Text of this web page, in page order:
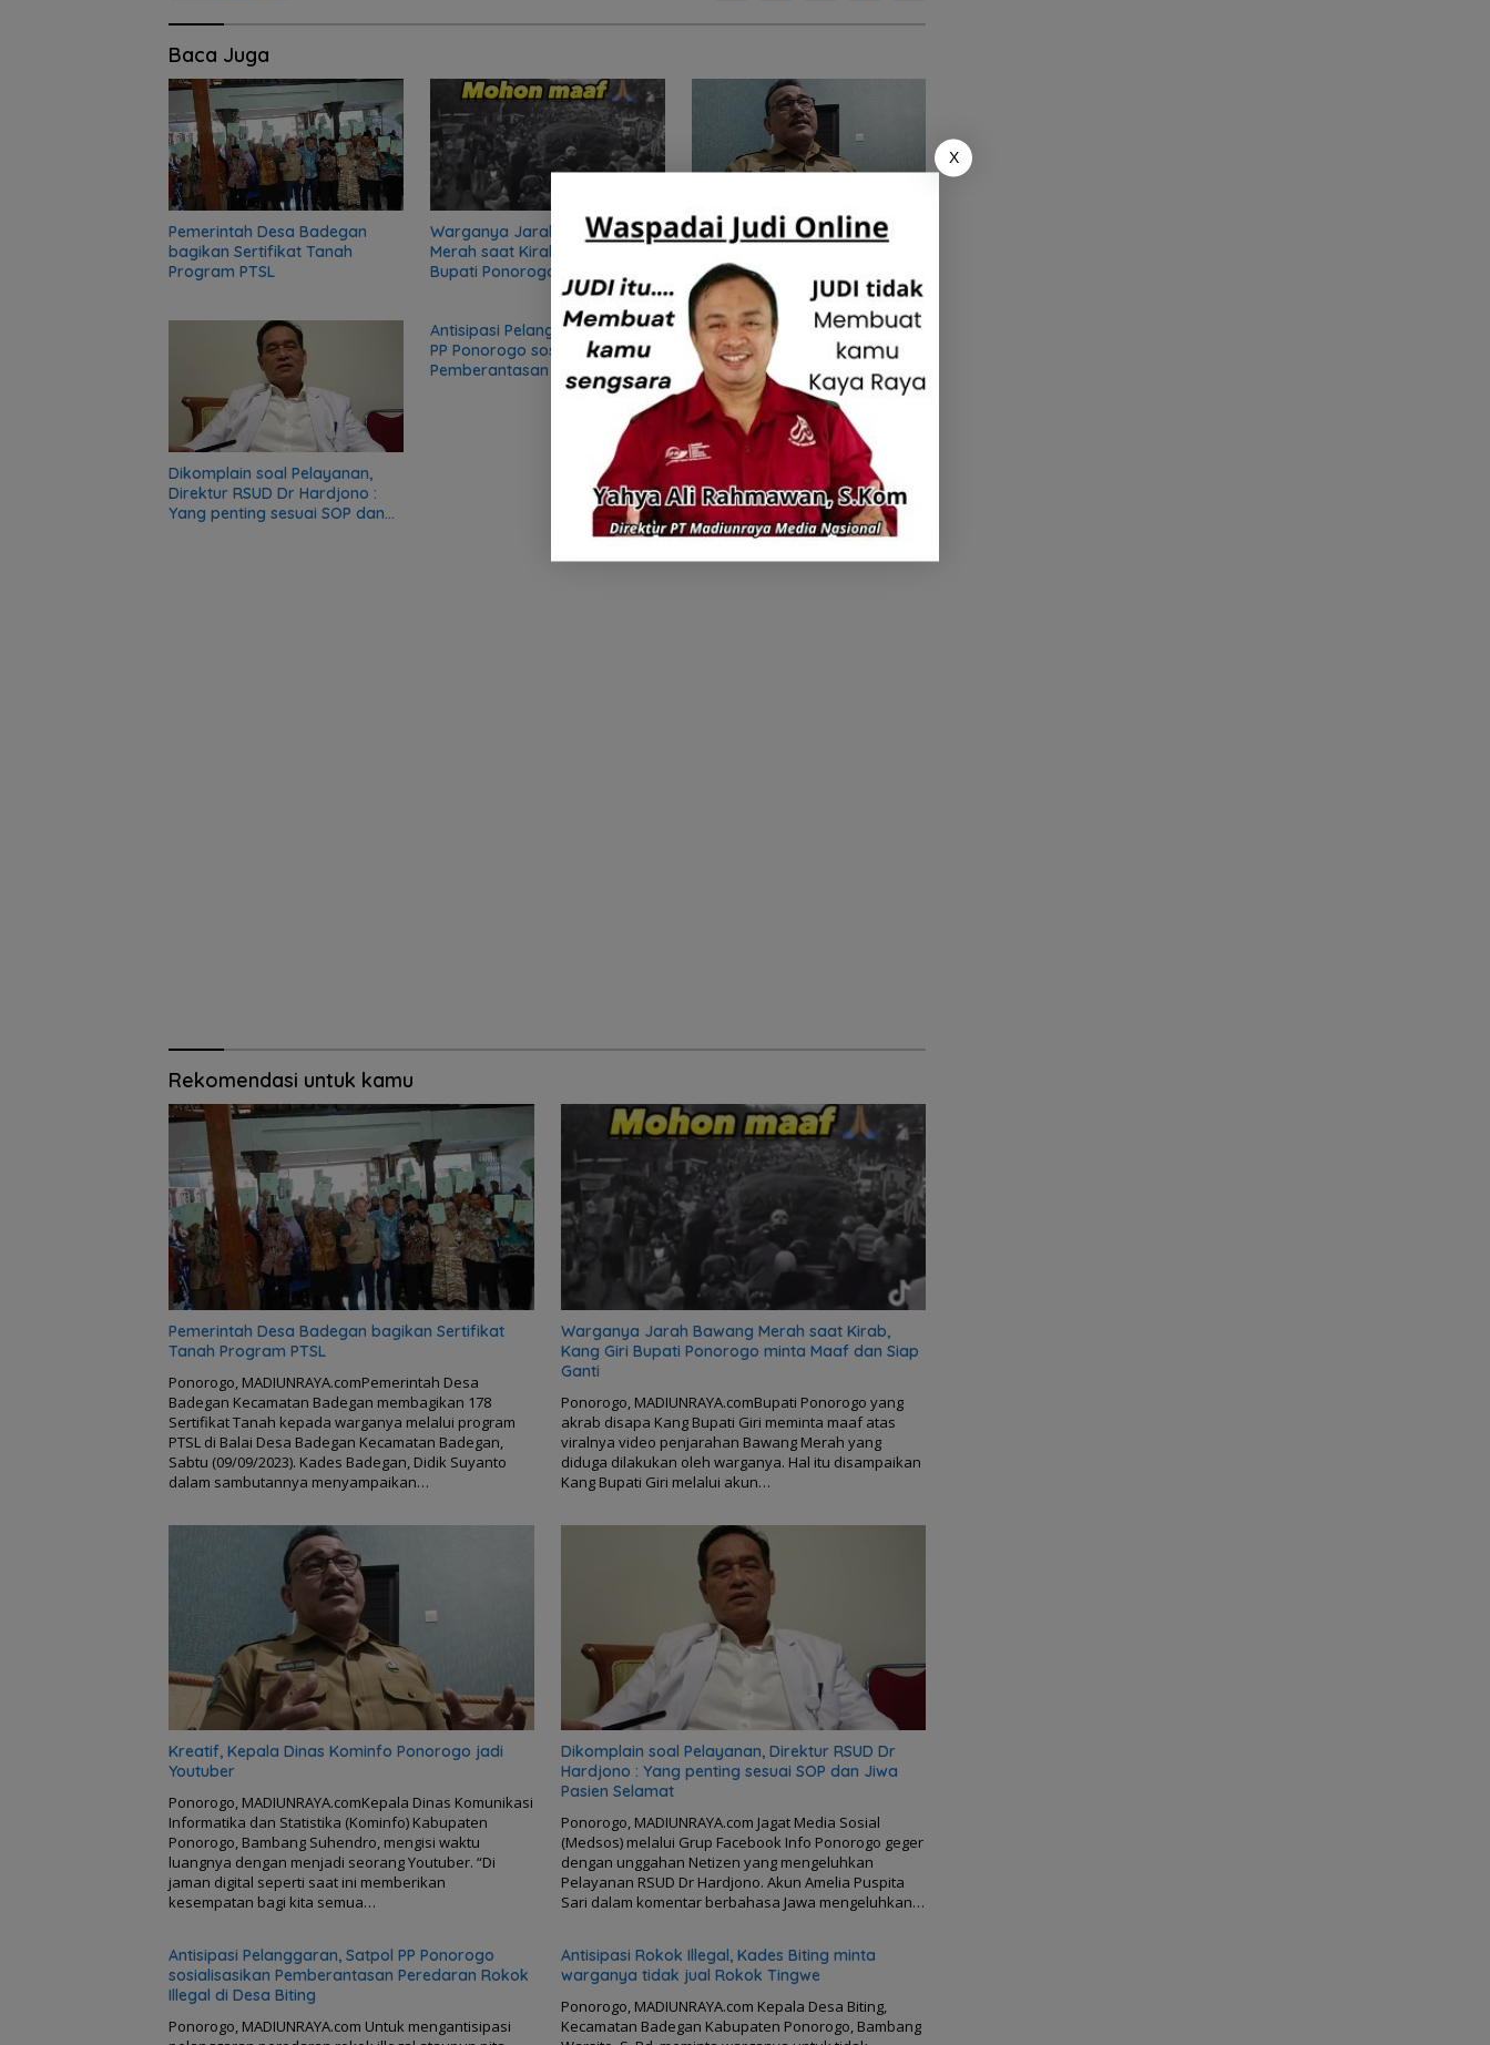
Baca Juga
Pemerintah Desa Badegan
bagikan Sertifikat Tanah
Program PTSL
Warganya Jarah Bawang
Merah saat Kirab, Kang Giri
Bupati Ponorogo minta Maaf
Kreatif, Kepala Dinas Kominfo
Dikomplain soal Pelayanan,
Direktur RSUD Dr Hardjono :
Yang penting sesuai SOP dan
Antisipasi Pelanggaran, Satpol
PP Ponorogo sosialisasikan
Pemberantasan Peredaran
Rokok Illegal di Desa Biting
Antisipasi Rokok Illegal, Kades
Biting minta warganya tidak
jual Rokok Tingwe
Rekomendasi untuk kamu
Pemerintah Desa Badegan bagikan Sertifikat
Tanah Program PTSL
Ponorogo, MADIUNRAYA.comPemerintah Desa
Badegan Kecamatan Badegan membagikan 178
Sertifikat Tanah kepada warganya melalui program
PTSL di Balai Desa Badegan Kecamatan Badegan,
Sabtu (09/09/2023). Kades Badegan, Didik Suyanto
dalam sambutannya menyampaikan…
Warganya Jarah Bawang Merah saat Kirab,
Kang Giri Bupati Ponorogo minta Maaf dan Siap
Ganti
Ponorogo, MADIUNRAYA.comBupati Ponorogo yang
akrab disapa Kang Bupati Giri meminta maaf atas
viralnya video penjarahan Bawang Merah yang
diduga dilakukan oleh warganya. Hal itu disampaikan
Kang Bupati Giri melalui akun…
Kreatif, Kepala Dinas Kominfo Ponorogo jadi
Youtuber
Ponorogo, MADIUNRAYA.comKepala Dinas Komunikasi
Informatika dan Statistika (Kominfo) Kabupaten
Ponorogo, Bambang Suhendro, mengisi waktu
luangnya dengan menjadi seorang Youtuber. “Di
jaman digital seperti saat ini memberikan
kesempatan bagi kita semua…
Dikomplain soal Pelayanan, Direktur RSUD Dr
Hardjono : Yang penting sesuai SOP dan Jiwa
Pasien Selamat
Ponorogo, MADIUNRAYA.com Jagat Media Sosial
(Medsos) melalui Grup Facebook Info Ponorogo geger
dengan unggahan Netizen yang mengeluhkan
Pelayanan RSUD Dr Hardjono. Akun Amelia Puspita
Sari dalam komentar berbahasa Jawa mengeluhkan…
Antisipasi Pelanggaran, Satpol PP Ponorogo
sosialisasikan Pemberantasan Peredaran Rokok
Illegal di Desa Biting
Ponorogo, MADIUNRAYA.com Untuk mengantisipasi
Antisipasi Rokok Illegal, Kades Biting minta
warganya tidak jual Rokok Tingwe
Ponorogo, MADIUNRAYA.com Kepala Desa Biting,
Kecamatan Badegan Kabupaten Ponorogo, Bambang
X